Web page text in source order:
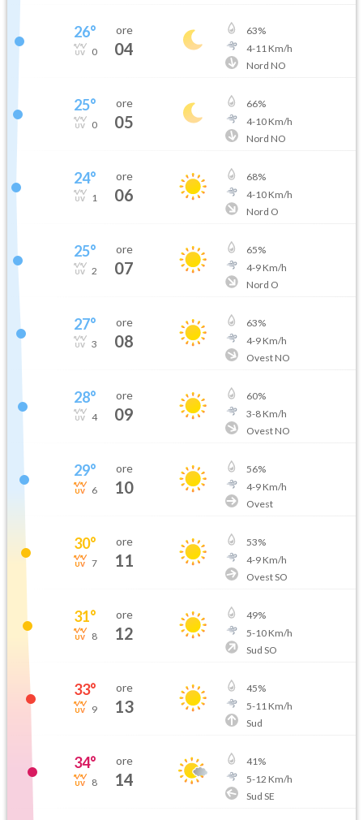
26°
0
ore
04
63%
4-11 Km/h
Nord NO
25°
0
ore
05
66%
4-10Km/h
Nord NO
24°
1
ore
06
68%
4-10Km/h
Nord O
25°
2
ore
07
65%
4-9Km/h
Nord O
27°
3
ore
08
63%
4-9Km/h
Ovest NO
28°
4
ore
09
60%
3-8Km/h
Ovest NO
29°
6
ore
10
56%
4-9Km/h
Ovest
30°
7
ore
11
53%
4-9Km/h
Ovest SO
31°
8
ore
12
49%
5-10Km/h
Sud SO
33°
9
ore
13
45%
5-11 Km/h
Sud
34°
8
ore
14
41%
5-12 Km/h
Sud SE